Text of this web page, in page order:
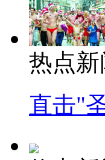
热点新
直击"